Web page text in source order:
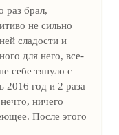
раз брал,
не сильно
сладости и
для него, все-
себе тянуло с
2016 год и 2 раза
ничего
После этого